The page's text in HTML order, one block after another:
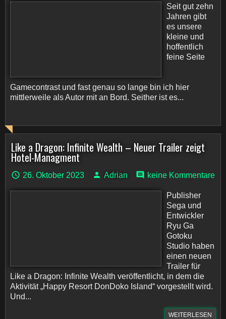
Seit gut zehn
Jahren gibt
es unsere
kleine und
hoffentlich
feine Seite
Gamecontrast und fast genau so lange bin ich hier
mittlerweile als Autor mit an Bord. Seither ist es...
Like a Dragon: Infinite Wealth – Neuer Trailer zeigt
Hotel-Managment
26. Oktober 2023 Adrian keine Kommentare
Publisher
Sega und
Entwickler
Ryu Ga
Gotoku
Studio haben
einen neuen
Trailer für
Like a Dragon: Infinite Wealth veröffentlicht, in dem die
Aktivität „Happy Resort DonDoko Island“ vorgestellt wird.
Und...
WEITERLESEN